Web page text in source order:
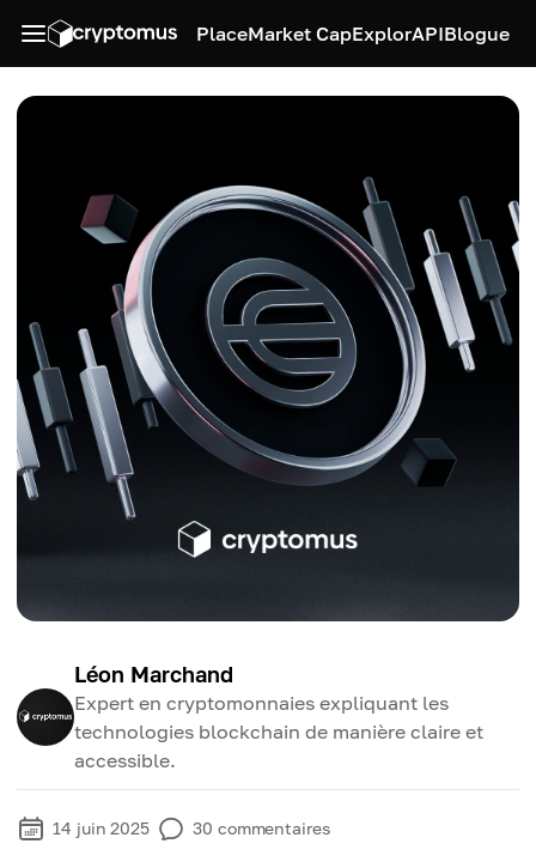
PlaceMarket CapExplorAPIBlogue
Léon Marchand
Expert en cryptomonnaies expliquant les
technologies blockchain de manière claire et
accessible.
14 juin 2025 30 commentaires